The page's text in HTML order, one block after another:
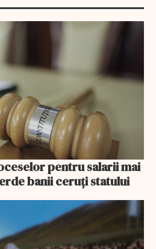
pentru salarii mai
banii ceruți statului